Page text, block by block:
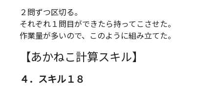
２問ずつ区切る。
それぞれ１問目ができたら持ってこさせた。
作業量が多いので、このように組み立てた。
【あかねこ計算スキル】
４．スキル１８